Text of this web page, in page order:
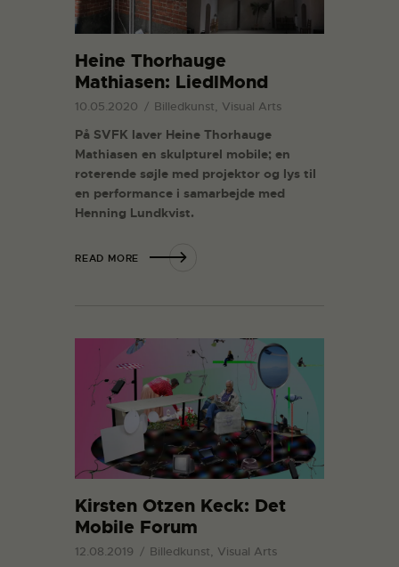
Heine Thorhauge
Mathiasen: LiedlMond
10.05.2020 Billedkunst, Visual Arts
På SVFK laver Heine Thorhauge
Mathiasen en skulpturel mobile; en
roterende søjle med projektor og lys til
en performance i samarbejde med
Henning Lundkvist.
READ MORE
Kirsten Otzen Keck: Det
Mobile Forum
12.08.2019 Billedkunst, Visual Arts